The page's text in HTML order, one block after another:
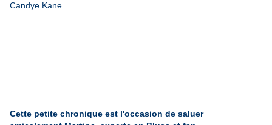
Candye Kane
Cette petite chronique est l'occasion de saluer